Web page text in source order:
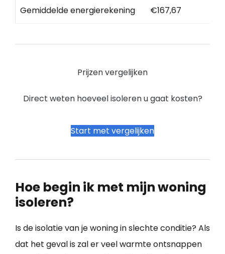
Gemiddelde energierekening €167,67
Prijzen vergelijken
Direct weten hoeveel isoleren u gaat kosten?
Start met vergelijken
Hoe begin ik met mijn woning
isoleren?
Is de isolatie van je woning in slechte conditie? Als
dat het geval is zal er veel warmte ontsnappen